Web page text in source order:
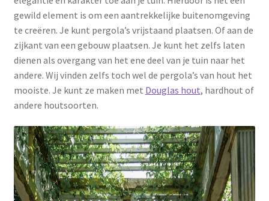
gewild element is om een aantrekkelijke buitenomgeving
te creëren. Je kunt pergola’s vrijstaand plaatsen. Of aan de
zijkant van een gebouw plaatsen. Je kunt het zelfs laten
dienen als overgang van het ene deel van je tuin naar het
andere. Wij vinden zelfs toch wel de pergola’s van hout het
mooiste. Je kunt ze maken met Douglas hout, hardhout of
andere houtsoorten.